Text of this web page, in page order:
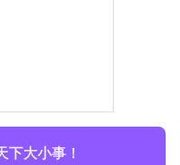
下大小事！